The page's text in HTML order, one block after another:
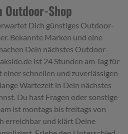
Outdoor-Shop
Dich günstiges Outdoor-
Bekannte Marken und eine
Dein nächstes Outdoor-
ist 24 Stunden am Tag für
schnellen und zuverlässigen
Wartezeit in Dein nächstes
Du hast Fragen oder sonstige
ist montags bis freitags von
erreichbar und klärt Deine